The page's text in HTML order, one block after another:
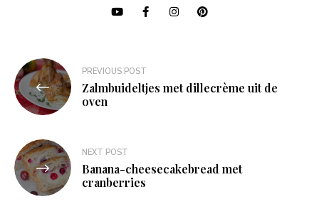
Bericht
navigatie
PREVIOUS POST
Zalmbuideltjes met dillecrème uit de
oven
NEXT POST
Banana-cheesecakebread met
cranberries